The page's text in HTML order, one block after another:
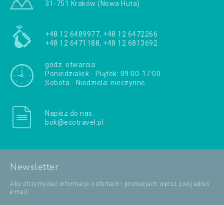
31-751 Kraków (Nowa Huta)
+48 12 6489977, +48 12 6472266
+48 12 6471188, +48 12 6813692
godz. otwarcia:
Poniedziałek - Piątek: 09:00-17:00
Sobota - Niedziela: nieczynne
Napisz do nas:
bok@ecotravel.pl
Newsletter
Aby otrzymywać informacje o ofertach i promocjach wpisz swój adres
e-mail: